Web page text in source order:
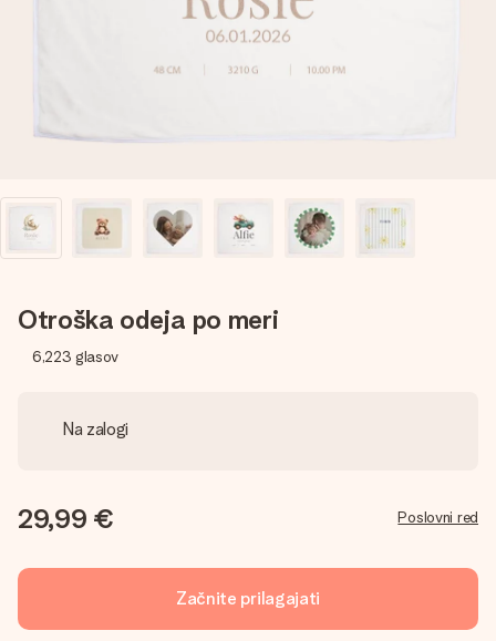
V nekaj preprostih korakih ustvari nekaj edinstvenega – z
njenim imenom, tvojo fotografijo ali sporočilom, ki ogreje
Otroška odeja po meri
6,223 glasov
Na zalogi
29,99 € Poslovni red
Začnite prilagajati